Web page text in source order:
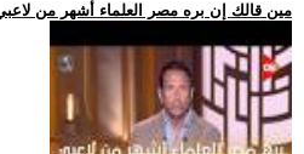
.. مين قالك إن بره مصر العلماء أشهر من